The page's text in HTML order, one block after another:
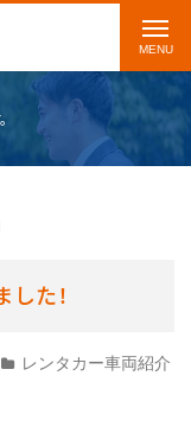
た！
レンタカー車両紹介
t
o
g
l
i